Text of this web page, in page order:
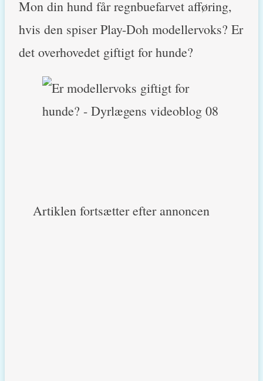
Mon din hund får regnbuefarvet afføring,
hvis den spiser Play-Doh modellervoks? Er
det overhovedet giftigt for hunde?
Artiklen fortsætter efter annoncen